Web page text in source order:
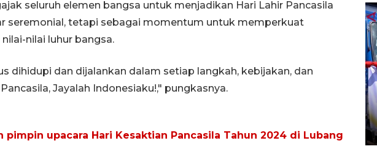
seluruh elemen bangsa untuk menjadikan Hari Lahir Pancasila
seremonial, tetapi sebagai momentum untuk memperkuat
nilai luhur bangsa.
dihidupi dan dijalankan dalam setiap langkah, kebijakan, dan
Jayalah Indonesiaku!," pungkasnya.
pimpin upacara Hari Kesaktian Pancasila Tahun 2024 di Lubang
Apresiasi Desak Made,
24 Juli 2026 20:25